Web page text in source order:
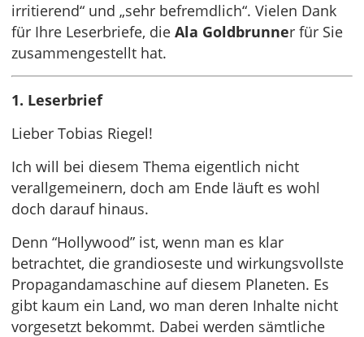
irritierend“ und „sehr befremdlich“. Vielen Dank
für Ihre Leserbriefe, die Ala Goldbrunner für Sie
zusammengestellt hat.
1. Leserbrief
Lieber Tobias Riegel!
Ich will bei diesem Thema eigentlich nicht
verallgemeinern, doch am Ende läuft es wohl
doch darauf hinaus.
Denn “Hollywood” ist, wenn man es klar
betrachtet, die grandioseste und wirkungsvollste
Propagandamaschine auf diesem Planeten. Es
gibt kaum ein Land, wo man deren Inhalte nicht
vorgesetzt bekommt. Dabei werden sämtliche